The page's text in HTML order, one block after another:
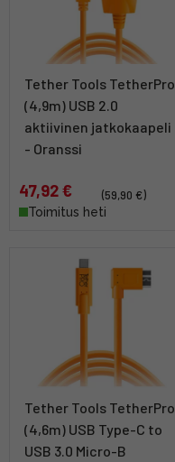
Tether Tools TetherPro
(4,9m) USB 2.0
aktiivinen jatkokaapeli
- Oranssi
47,92 €
(59,90 €)
Toimitus heti
Tether Tools TetherPro
(4,6m) USB Type-C to
USB 3.0 Micro-B